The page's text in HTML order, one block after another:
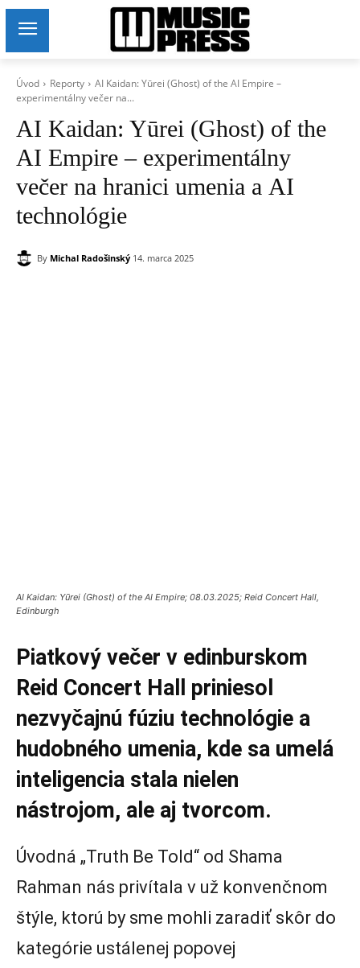
Úvod Reporty
AI Kaidan: Yūrei (Ghost) of the AI Empire –
experimentálny večer na...
AI Kaidan: Yūrei (Ghost) of the
AI Empire – experimentálny
večer na hranici umenia a AI
technológie
By Michal Radošinský 14. marca 2025
AI Kaidan: Yūrei (Ghost) of the AI Empire; 08.03.2025; Reid Concert Hall,
Edinburgh
Piatkový večer v edinburskom
Reid Concert Hall priniesol
nezvyčajnú fúziu technológie a
hudobného umenia, kde sa umelá
inteligencia stala nielen
nástrojom, ale aj tvorcom.
Úvodná „Truth Be Told“ od Shama
Rahman nás privítala v už konvenčnom
štýle, ktorú by sme mohli zaradiť skôr do
kategórie ustálenej popovej